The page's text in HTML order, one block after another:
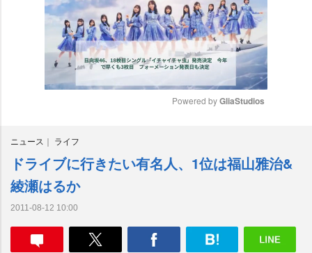
e
Powered by GliaStudios
ニュース ライフ
ドライブに行きたい有名人、1位は福山雅治&
綾瀬はるか
2011-08-12 10:00